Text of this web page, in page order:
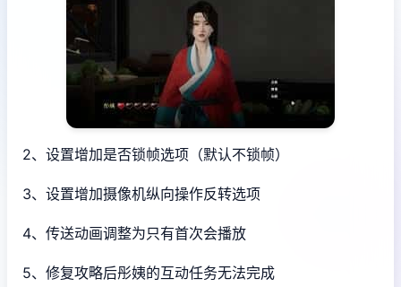
2、设置增加是否锁帧选项（默认不锁帧）
3、设置增加摄像机纵向操作反转选项
4、传送动画调整为只有首次会播放
5、修复攻略后彤姨的互动任务无法完成